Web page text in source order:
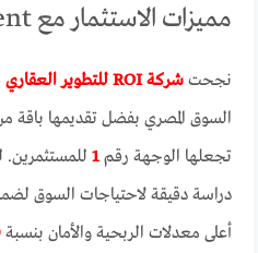
مميزات الاستثمار مع ROI Development
نجحتشركة ROI للتطوير العقاري
السوق المصري بفضل تقديمها باقة من
تجعلها الوجهة رقم1
دراسة دقيقة لاحتياجات السوق
أعلى معدلات الربحية والأمان بنسبة